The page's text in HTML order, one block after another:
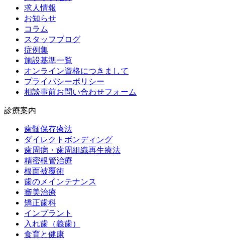
求人情報
お知らせ
コラム
スタッフブログ
症例集
施設基準一覧
オンライン資格につきまして
プライバシーポリシー
相談事前お問い合わせフォーム
診療案内
歯髄保存療法
ダイレクトボンディング
歯周病・歯周組織再生療法
精密根管治療
根面被覆術
歯のメインテナンス
審美治療
矯正歯科
インプラント
入れ歯（義歯）
食育と健康